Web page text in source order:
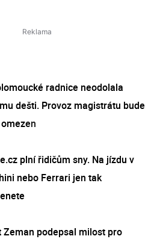
radnice neodolala
dešti. Provoz magistrátu bude
plní řidičům sny. Na jízdu v
nebo Ferrari jen tak
Zeman podepsal milost pro